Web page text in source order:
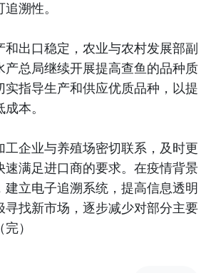
溯性。
和出口稳定，农业与农村发展部副
产总局继续开展提高查鱼的品种质
实指导生产和供应优质品种，以提
本。
工企业与养殖场密切联系，及时更
速满足进口商的要求。在疫情背景
建立电子追溯系统，提高信息透明
寻找新市场，逐步减少对部分主要
）